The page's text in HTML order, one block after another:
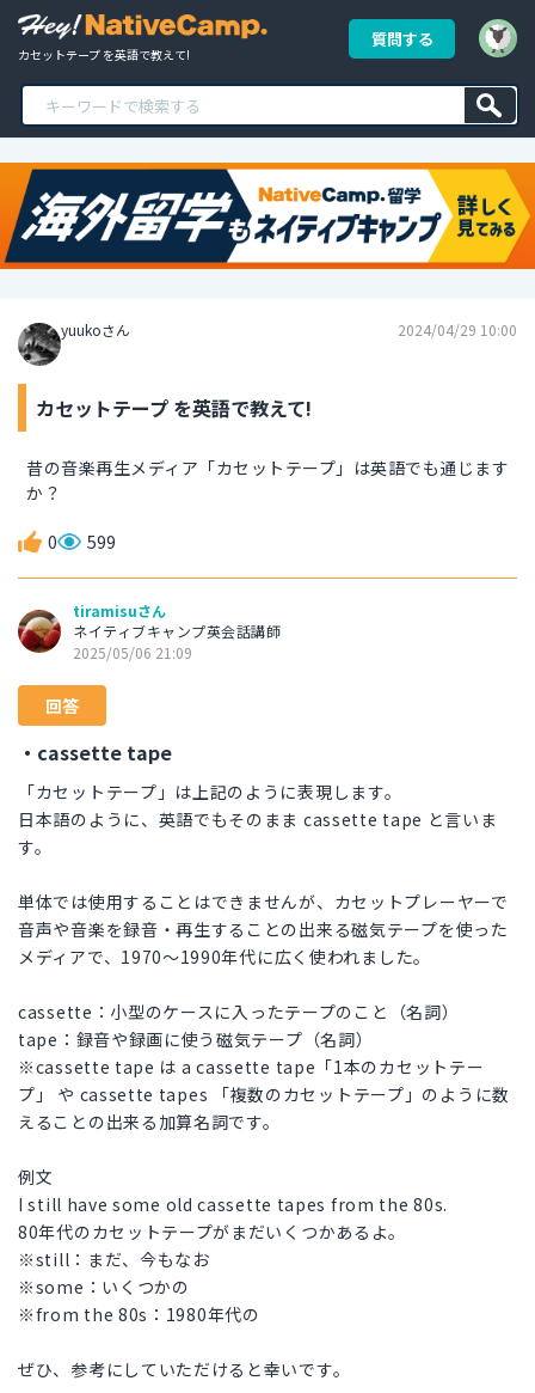
カセットテープ を英語で教えて!
質問する
yuukoさん 2024/04/29 10:00
カセットテープ を英語で教えて!
昔の音楽再生メディア「カセットテープ」は英語でも通じます
か？
0 599
tiramisuさん
ネイティブキャンプ英会話講師
2025/05/06 21:09
回答
・cassette tape
「カセットテープ」は上記のように表現します。
日本語のように、英語でもそのまま cassette tape と言いま
す。
単体では使用することはできませんが、カセットプレーヤーで
音声や音楽を録音・再生することの出来る磁気テープを使った
メディアで、1970〜1990年代に広く使われました。
cassette：小型のケースに入ったテープのこと（名詞）
tape：録音や録画に使う磁気テープ（名詞）
※cassette tape は a cassette tape「1本のカセットテー
プ」 や cassette tapes 「複数のカセットテープ」のように数
えることの出来る加算名詞です。
例文
I still have some old cassette tapes from the 80s.
80年代のカセットテープがまだいくつかあるよ。
※still：まだ、今もなお
※some：いくつかの
※from the 80s：1980年代の
ぜひ、参考にしていただけると幸いです。